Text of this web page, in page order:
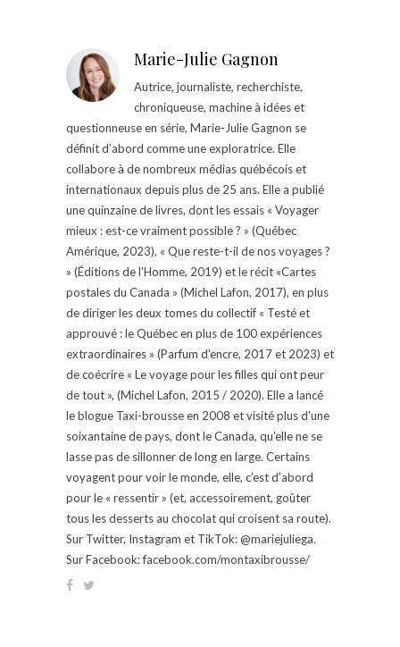
Marie-Julie Gagnon
Autrice, journaliste, recherchiste,
chroniqueuse, machine à idées et
questionneuse en série, Marie-Julie Gagnon se
définit d’abord comme une exploratrice. Elle
collabore à de nombreux médias québécois et
internationaux depuis plus de 25 ans. Elle a publié
une quinzaine de livres, dont les essais « Voyager
mieux : est-ce vraiment possible ? » (Québec
Amérique, 2023), « Que reste-t-il de nos voyages ?
» (Éditions de l'Homme, 2019) et le récit «Cartes
postales du Canada » (Michel Lafon, 2017), en plus
de diriger les deux tomes du collectif « Testé et
approuvé : le Québec en plus de 100 expériences
extraordinaires » (Parfum d'encre, 2017 et 2023) et
de coécrire « Le voyage pour les filles qui ont peur
de tout », (Michel Lafon, 2015 / 2020). Elle a lancé
le blogue Taxi-brousse en 2008 et visité plus d'une
soixantaine de pays, dont le Canada, qu'elle ne se
lasse pas de sillonner de long en large. Certains
voyagent pour voir le monde, elle, c’est d’abord
pour le « ressentir » (et, accessoirement, goûter
tous les desserts au chocolat qui croisent sa route).
Sur Twitter, Instagram et TikTok: @mariejuliega.
Sur Facebook: facebook.com/montaxibrousse/